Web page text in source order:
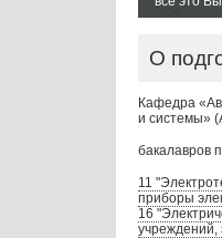
О
Кафедра
и системы»
бакалавров
11
приборы
16
учреждений,